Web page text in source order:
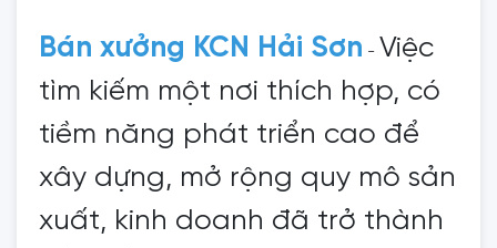
Bán xưởng KCN Hải Sơn - Việc
tìm kiếm một nơi thích hợp, có
tiềm năng phát triển cao để
xây dựng, mở rộng quy mô sản
xuất, kinh doanh đã trở thành